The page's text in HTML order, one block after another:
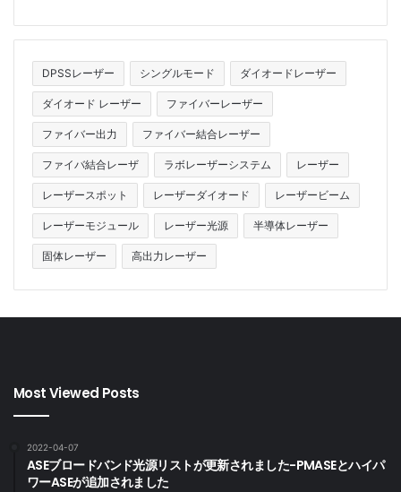
DPSSレーザー シングルモード ダイオードレーザー
ダイオード レーザー ファイバーレーザー
ファイバー出力 ファイバー結合レーザー
ファイバ結合レーザ ラボレーザーシステム レーザー
レーザースポット レーザーダイオード レーザービーム
レーザーモジュール レーザー光源 半導体レーザー
固体レーザー 高出力レーザー
Most Viewed Posts
2022-04-07
ASEブロードバンド光源リストが更新されました-PMASEとハイパ
ワーASEが追加されました